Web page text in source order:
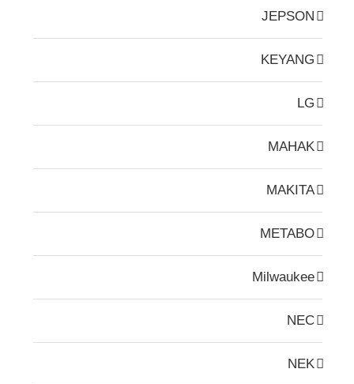
JEPSON
KEYANG
LG
MAHAK
MAKITA
METABO
Milwaukee
NEC
NEK